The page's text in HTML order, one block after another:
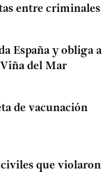
entre criminales
España y obliga a
del Mar
de vacunación
civiles que violaron